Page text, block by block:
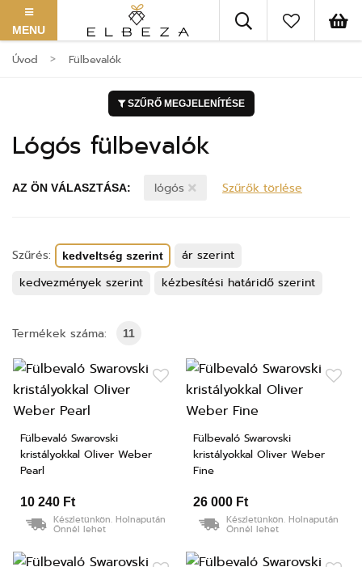
MENU
Úvod Fülbevalók
SZŰRŐ MEGJELENÍTÉSE
Lógós fülbevalók
AZ ÖN VÁLASZTÁSA: lógós Szűrők törlése
Szűrés: kedveltség szerint
ár szerint
kedvezmények szerint
kézbesítési határidő szerint
Termékek száma: 11
Fülbevaló Swarovski
kristályokkal Oliver Weber
Pearl
10 240 Ft
Készletünkön. Holnapután
Önnél lehet
Fülbevaló Swarovski
kristályokkal Oliver Weber
Fine
26 000 Ft
Készletünkön. Holnapután
Önnél lehet